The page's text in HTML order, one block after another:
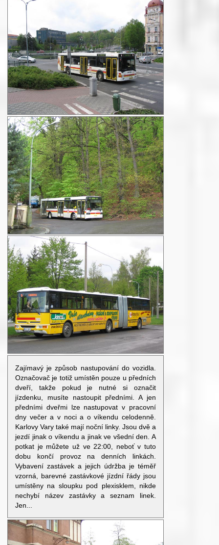
Zajímavý je způsob nastupování do vozidla.
Označovač je totiž umístěn pouze u předních
dveří, takže pokud je nutné si označit
jízdenku, musíte nastoupit předními. A jen
předními dveřmi lze nastupovat v pracovní
dny večer a v noci a o víkendu celodenně.
Karlovy Vary také mají noční linky. Jsou dvě a
jezdí jinak o víkendu a jinak ve všední den. A
potkat je můžete už ve 22:00, neboť v tuto
dobu končí provoz na denních linkách.
Vybavení zastávek a jejich údržba je téměř
vzorná, barevné zastávkové jízdní řády jsou
umístěny na sloupku pod plexisklem, nikde
nechybí název zastávky a seznam linek.
Jen...